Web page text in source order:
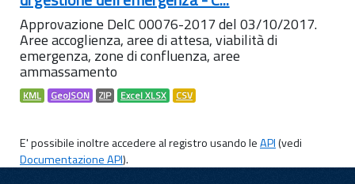
Approvazione DelC 00076-2017 del 03/10/2017.
Aree accoglienza, aree di attesa, viabilità di
emergenza, zone di confluenza, aree
ammassamento
KML GeoJSON ZIP Excel XLSX CSV
E' possibile inoltre accedere al registro usando leAPI(vedi
Documentazione API).